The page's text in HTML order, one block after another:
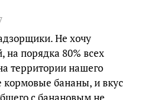
Не хочу
на порядка 80% всех
территории нашего
кормовые бананы, и вкус
с банановым не